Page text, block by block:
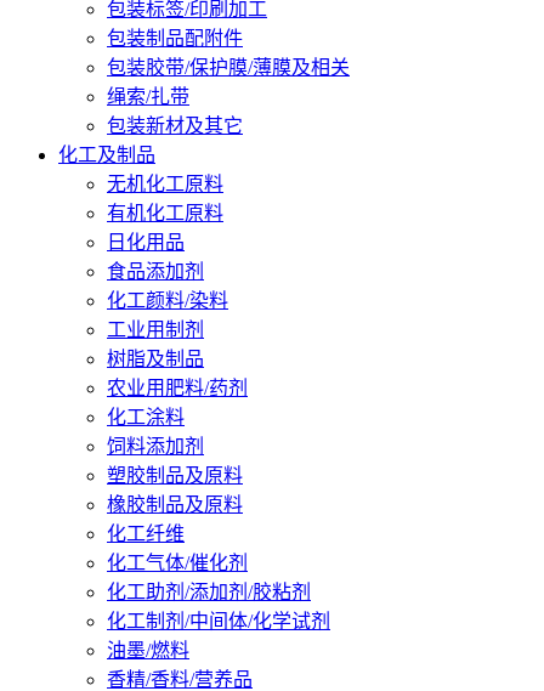
包装标签/印刷加工
包装制品配附件
包装胶带/保护膜/薄膜及相关
绳索/扎带
包装新材及其它
化工及制品
无机化工原料
有机化工原料
日化用品
食品添加剂
化工颜料/染料
工业用制剂
树脂及制品
农业用肥料/药剂
化工涂料
饲料添加剂
塑胶制品及原料
橡胶制品及原料
化工纤维
化工气体/催化剂
化工助剂/添加剂/胶粘剂
化工制剂/中间体/化学试剂
油墨/燃料
香精/香料/营养品